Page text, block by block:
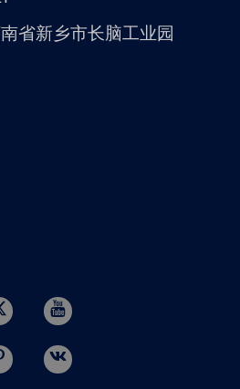
省新乡市长脑工业园